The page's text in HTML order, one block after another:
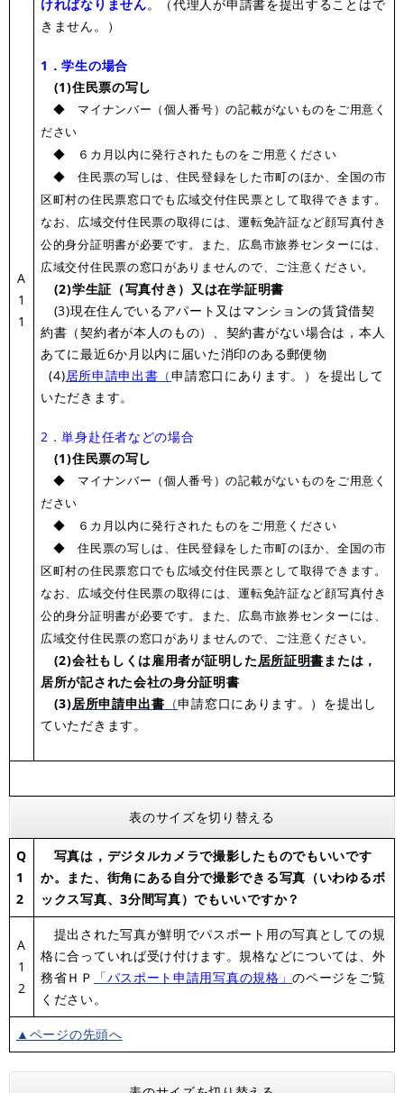
A
1
1
ければなりません。（代理人が申請書を提出することはで
きません。）
1．学生の場合
(1)住民票の写し
◆ マイナンバー（個人番号）の記載がないものをご用意く
ださい
◆ ６カ月以内に発行されたものをご用意ください
◆ 住民票の写しは、住民登録をした市町のほか、全国の市
区町村の住民票窓口でも広域交付住民票として取得できます。
なお、広域交付住民票の取得には、運転免許証など顔写真付き
公的身分証明書が必要です。また、広島市旅券センターには、
広域交付住民票の窓口がありませんので、ご注意ください。
(2)学生証（写真付き）又は在学証明書
(3)現在住んでいるアパート又はマンションの賃貸借契
約書（契約者が本人のもの）、契約書がない場合は，本人
あてに最近6か月以内に届いた消印のある郵便物
(4)居所申請申出書 （申請窓口にあります。）を提出して
いただきます。
2．単身赴任者などの場合
(1)住民票の写し
◆ マイナンバー（個人番号）の記載がないものをご用意く
ださい
◆ ６カ月以内に発行されたものをご用意ください
◆ 住民票の写しは、住民登録をした市町のほか、全国の市
区町村の住民票窓口でも広域交付住民票として取得できます。
なお、広域交付住民票の取得には、運転免許証など顔写真付き
公的身分証明書が必要です。また、広島市旅券センターには、
広域交付住民票の窓口がありませんので、ご注意ください。
(2)会社もしくは雇用者が証明した 居所証明書 または，
居所が記された会社の身分証明書
(3)居所申請申出書 （申請窓口にあります。）を提出し
ていただきます。
表のサイズを切り替える
Q
1
2
写真は，デジタルカメラで撮影したものでもいいです
か。また、街角にある自分で撮影できる写真（いわゆるボ
ックス写真、3分間写真）でもいいですか？
A
1
2
提出された写真が鮮明でパスポート用の写真としての規
格に合っていれば受け付けます。規格などについては、外
務省ＨＰ
「パスポート申請用写真の規格」のページをご覧
ください。
▲ページの先頭へ